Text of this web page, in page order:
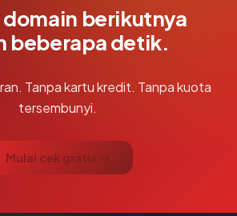
domain berikutnya
beberapa detik.
Tanpa kartu kredit. Tanpa kuota
tersembunyi.
Mulai cek gratis →